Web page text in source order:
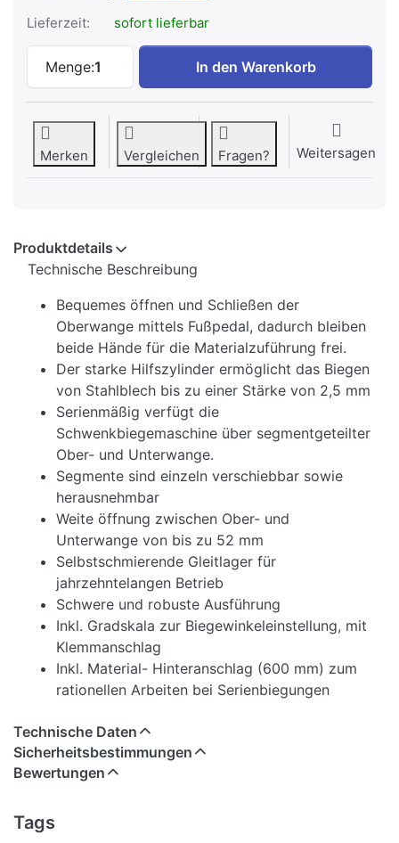
Lieferzeit: sofort lieferbar
Menge:1
SWM 2-fach segmentierte
In den Warenkorb
Merken Vergleichen Fragen? Weitersagen
Produktdetails
Technische Beschreibung
Bequemes öffnen und Schließen der
Oberwange mittels Fußpedal, dadurch bleiben
beide Hände für die Materialzuführung frei.
Der starke Hilfszylinder ermöglicht das Biegen
von Stahlblech bis zu einer Stärke von 2,5 mm
Serienmäßig verfügt die
Schwenkbiegemaschine über segmentgeteilter
Ober- und Unterwange.
Segmente sind einzeln verschiebbar sowie
herausnehmbar
Weite öffnung zwischen Ober- und
Unterwange von bis zu 52 mm
Selbstschmierende Gleitlager für
jahrzehntelangen Betrieb
Schwere und robuste Ausführung
Inkl. Gradskala zur Biegewinkeleinstellung, mit
Klemmanschlag
Inkl. Material- Hinteranschlag (600 mm) zum
rationellen Arbeiten bei Serienbiegungen
Technische Daten
Sicherheitsbestimmungen
Bewertungen
Tags